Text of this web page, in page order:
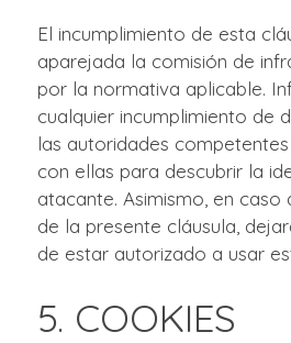
El incumplimiento de esta
aparejada la comisión de
por la normativa aplicable.
cualquier incumplimiento de
las autoridades
con ellas para descubrir la
atacante. Asimismo, en caso
de la presente cláusula,
de estar autorizado a usar
5. COOKIES